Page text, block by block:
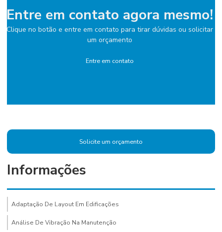
Entre em contato agora mesmo!
Clique no botão e entre em contato para tirar dúvidas ou solicitar
um orçamento
Entre em contato
Solicite um orçamento
Informações
Adaptação De Layout Em Edificações
Análise De Vibração Na Manutenção